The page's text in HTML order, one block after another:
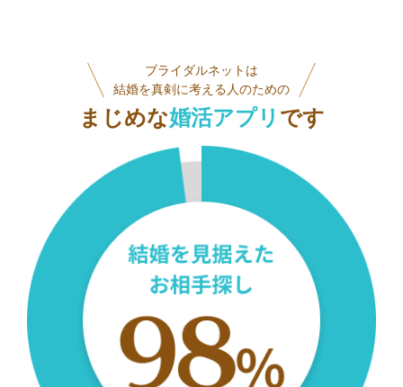
ブライダルネットは
結婚を真剣に考える人のための
まじめな婚活アプリ です